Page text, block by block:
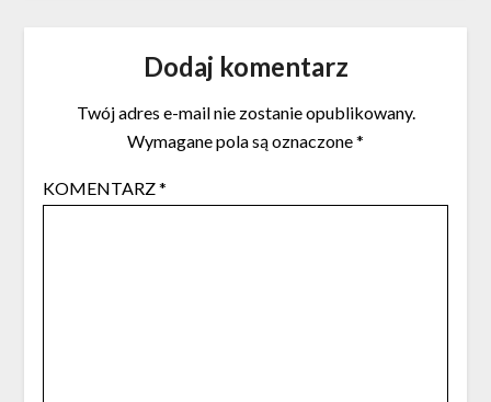
Dodaj komentarz
Twój adres e-mail nie zostanie opublikowany.
Wymagane pola są oznaczone*
KOMENTARZ*